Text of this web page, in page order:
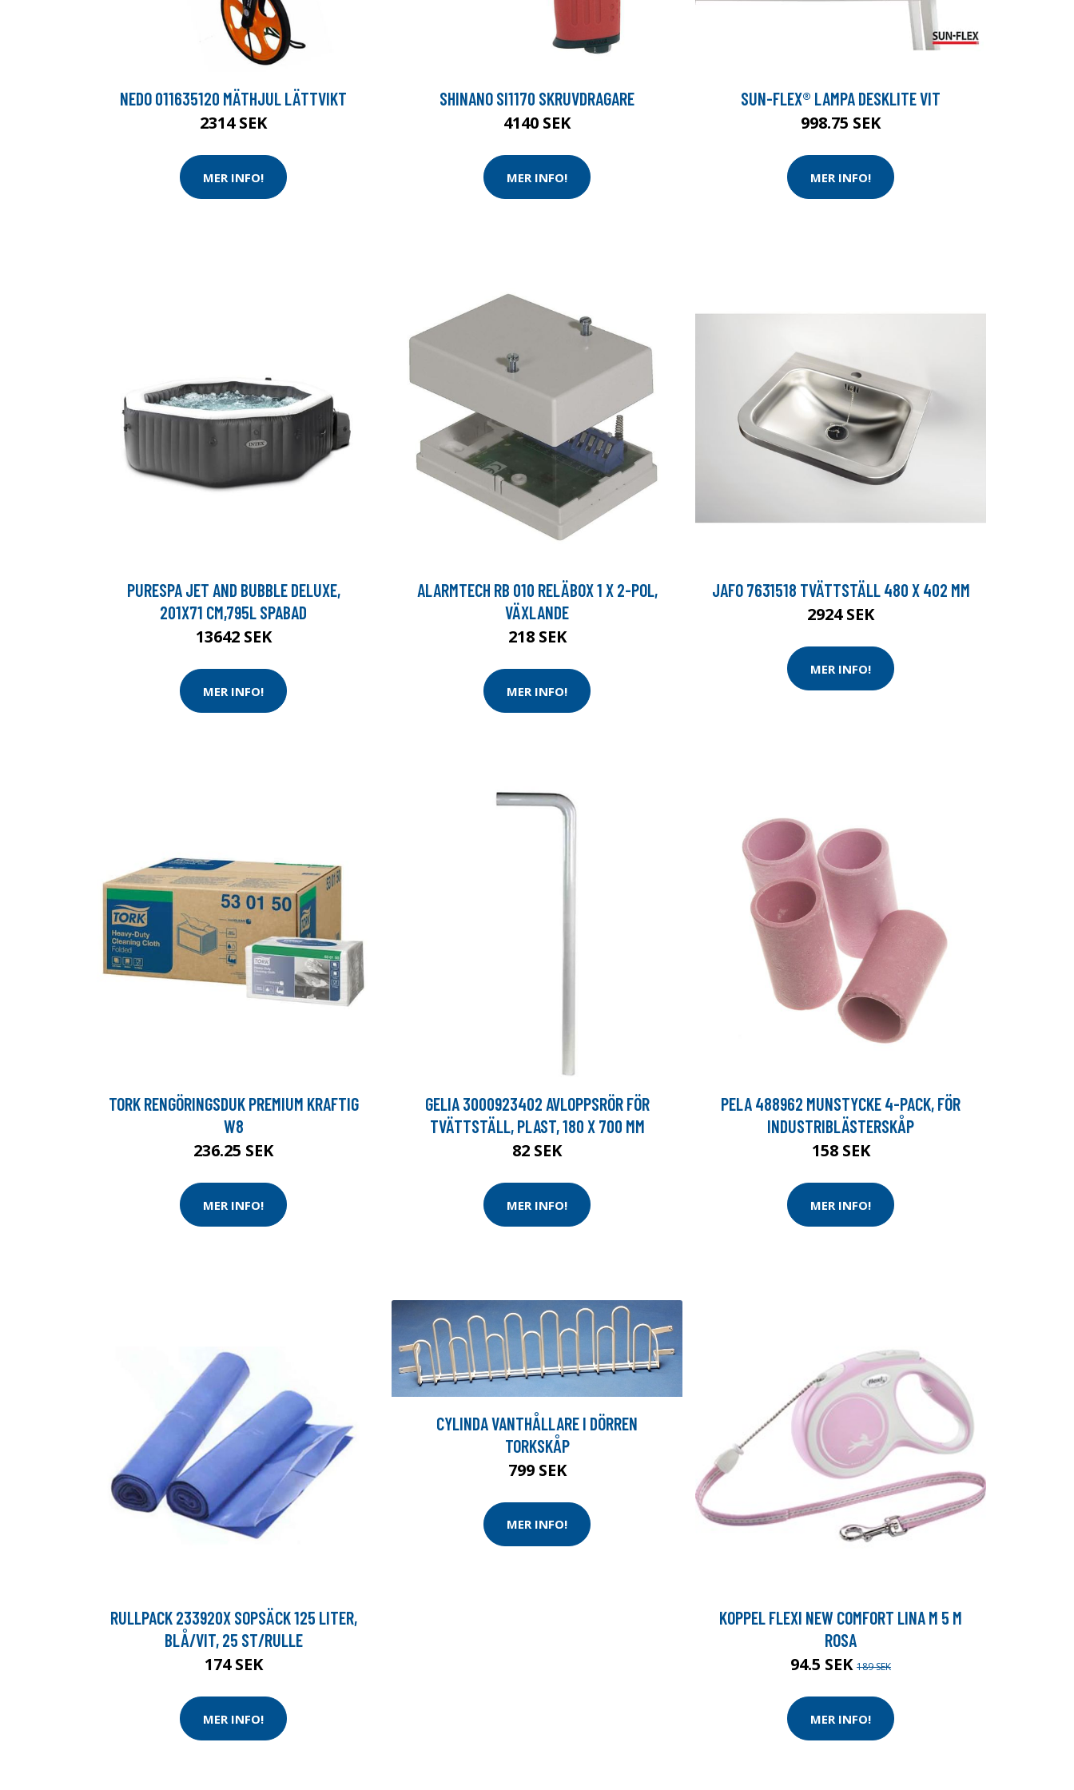
NEDO 011635120 MÄTHJUL LÄTTVIKT
2314 SEK
MER INFO!
SHINANO SI1170 SKRUVDRAGARE
4140 SEK
MER INFO!
SUN-FLEX® LAMPA DESKLITE VIT
998.75 SEK
MER INFO!
PURESPA JET AND BUBBLE DELUXE,
201X71 CM,795L SPABAD
13642 SEK
MER INFO!
ALARMTECH RB 010 RELÄBOX 1 X 2-POL,
VÄXLANDE
218 SEK
MER INFO!
JAFO 7631518 TVÄTTSTÄLL 480 X 402 MM
2924 SEK
MER INFO!
TORK RENGÖRINGSDUK PREMIUM KRAFTIG
W8
236.25 SEK
MER INFO!
GELIA 3000923402 AVLOPPSRÖR FÖR
TVÄTTSTÄLL, PLAST, 180 X 700 MM
82 SEK
MER INFO!
PELA 488962 MUNSTYCKE 4-PACK, FÖR
INDUSTRIBLÄSTERSKÅP
158 SEK
MER INFO!
RULLPACK 233920X SOPSÄCK 125 LITER,
BLÅ/VIT, 25 ST/RULLE
174 SEK
MER INFO!
CYLINDA VANTHÅLLARE I DÖRREN
TORKSKÅP
799 SEK
MER INFO!
KOPPEL FLEXI NEW COMFORT LINA M 5 M
ROSA
94.5 SEK 189 SEK
MER INFO!